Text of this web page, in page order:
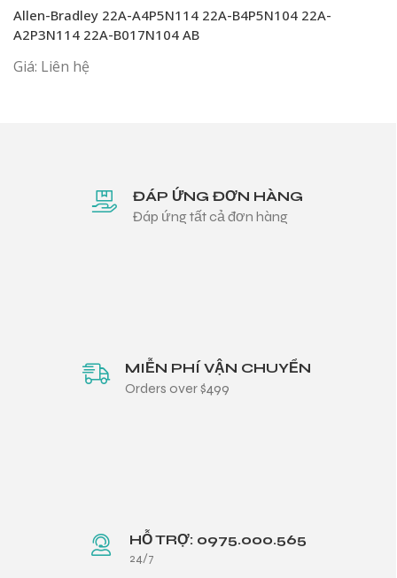
Allen-Bradley 22A-A4P5N114 22A-B4P5N104 22A-
A2P3N114 22A-B017N104 AB
Giá: Liên hệ
ĐÁP ỨNG ĐƠN HÀNG
Đáp ứng tất cả đơn hàng
MIỄN PHÍ VẬN CHUYỂN
Orders over $499
HỖ TRỢ: 0975.000.565
24/7